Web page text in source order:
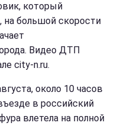
который
на большой скорости
Видео ДТП
city-n.ru.
около 10 часов
в российский
влетела на полной